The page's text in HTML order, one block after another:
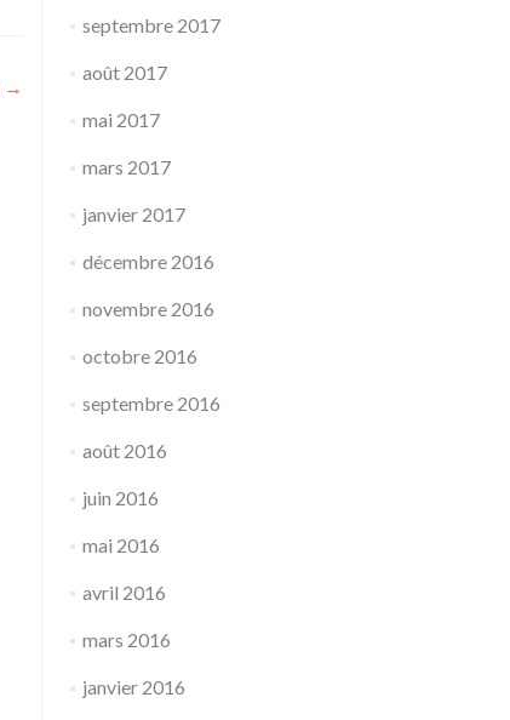
→
septembre 2017
août 2017
mai 2017
mars 2017
janvier 2017
décembre 2016
novembre 2016
octobre 2016
septembre 2016
août 2016
juin 2016
mai 2016
avril 2016
mars 2016
janvier 2016